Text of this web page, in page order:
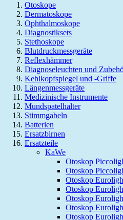
Otoskope
Dermatoskope
Ophthalmoskope
Diagnostiksets
Stethoskope
Blutdruckmessgeräte
Reflexhämmer
Diagnoseleuchten und
Kehlkopfspiegel und -Griffe
Längenmessgeräte
Medizinische Instrumente
Mundspatelhalter
Stimmgabeln
Batterien
Ersatzbirnen
Ersatzteile
KaWe
Otoskop
Otoskop
Otoskop
Otoskop
Otoskop
Otoskop
Otoskop